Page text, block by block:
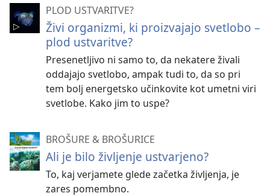
PLOD USTVARITVE?
Živi organizmi, ki proizvajajo svetlobo –
plod ustvaritve?
Presenetljivo ni samo to, da nekatere živali
oddajajo svetlobo, ampak tudi to, da so pri
tem bolj energetsko učinkovite kot umetni viri
svetlobe. Kako jim to uspe?
BROŠURE & BROŠURICE
Ali je bilo življenje ustvarjeno?
To, kaj verjamete glede začetka življenja, je
zares pomembno.